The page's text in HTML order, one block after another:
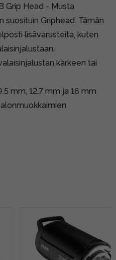
Grip Head - Musta
suosituin Griphead. Tämän
lisävarusteita, kuten
kärkeen tai
mm, 12.7 mm ja 16 mm